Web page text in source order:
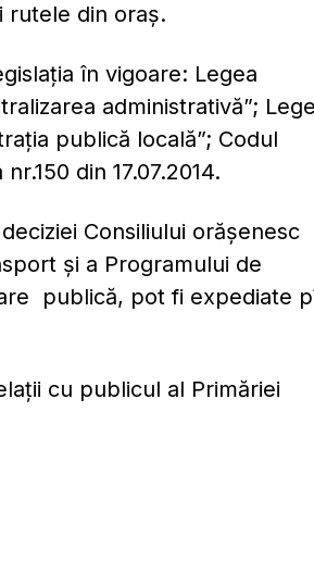
rutele din oraș.
în vigoare: Legea
administrativă”;
publică locală”; Codul
din 17.07.2014.
Consiliului orășenesc
și a Programului de
publică, pot fi expediate
cu publicul al Primăriei